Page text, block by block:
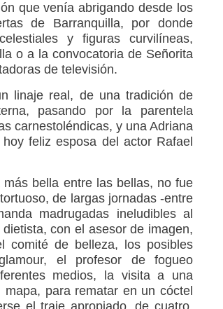
que venía abrigando desde los
de Barranquilla, por donde
y figuras curvilíneas,
o a la convocatoria de Señorita
de televisión.
linaje real, de una tradición de
pasando por la parentela
carnestoléndicas, y una Adriana
feliz esposa del actor Rafael
bella entre las bellas, no fue
de largas jornadas -entre
madrugadas ineludibles al
con el asesor de imagen,
comité de belleza, los posibles
el profesor de fogueo
medios, la visita a una
para rematar en un cóctel